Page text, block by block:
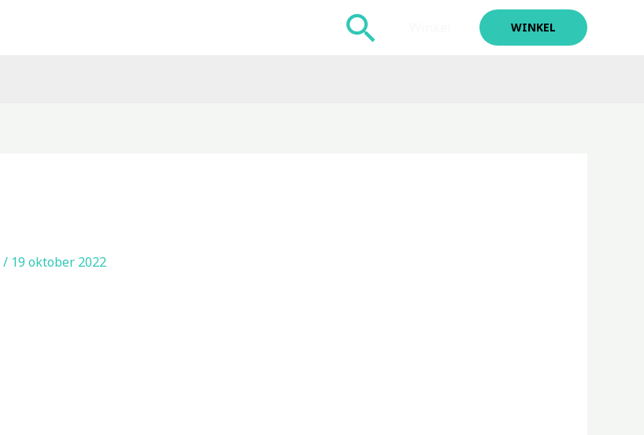
Zoeken WINKEL
/ 19 oktober 2022